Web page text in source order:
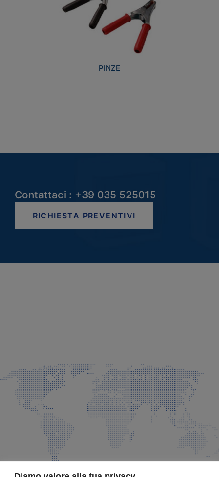
PINZE
Contattaci : +39 035 525015
RICHIESTA PREVENTIVI
info@faeg.it
COMMERCIALE E SPEDIZIONI
Via Padre Elzi, 32 Grassobbio (BG)
035 525015
035 335037
info@faeg.it
SITE MAP